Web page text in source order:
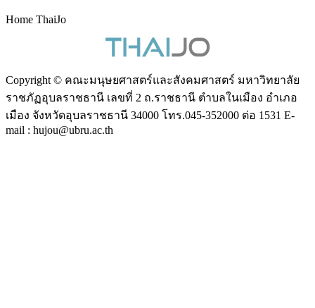
Home ThaiJo
Copyright © คณะมนุษยศาสตร์และสังคมศาสตร์ มหาวิทยาลัย
ราชภัฏอุบลราชธานี เลขที่ 2 ถ.ราชธานี ตำบลในเมือง อำเภอ
เมือง จังหวัดอุบลราชธานี 34000 โทร.045-352000 ต่อ 1531 E-
mail : hujou@ubru.ac.th